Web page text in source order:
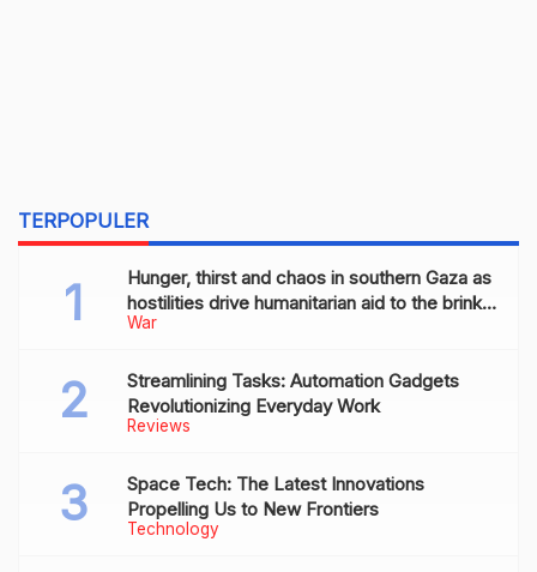
TERPOPULER
War
Hunger, thirst and chaos in southern Gaza as
hostilities drive humanitarian aid to the brink
of collapse
Reviews
Streamlining Tasks: Automation Gadgets
Revolutionizing Everyday Work
Technology
Space Tech: The Latest Innovations
Propelling Us to New Frontiers